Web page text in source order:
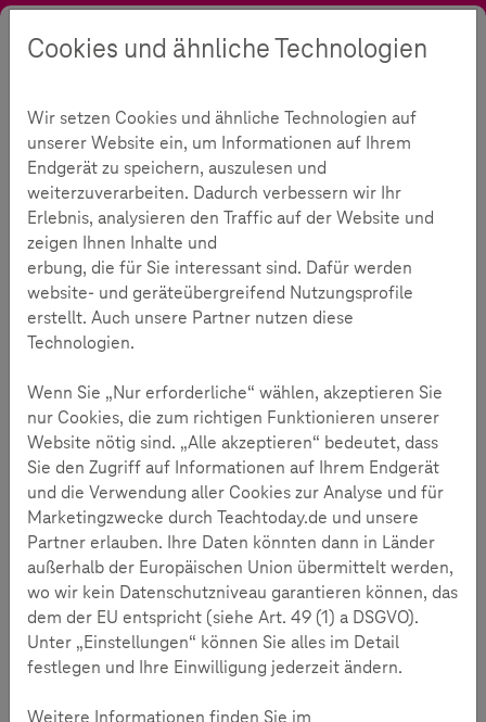
Suche Kontrast Sprache
Soziale Netzwerke 165
Kinder in sozialen Netzwerken
begleiten
Das Themendossier unterstützt Erwachsene dabei, die
Faszination, die soziale Netzwerke auf Kinder
ausüben, zu verstehen
Cookies und ähnliche Technologien
Wir setzen Cookies und ähnliche Technologien auf
unserer Website ein, um Informationen auf Ihrem
Endgerät zu speichern, auszulesen und
weiterzuverarbeiten. Dadurch verbessern wir Ihr
Erlebnis, analysieren den Traffic auf der Website und
zeigen Ihnen Inhalte und
erbung, die für Sie interessant sind. Dafür werden
website- und geräteübergreifend Nutzungsprofile
erstellt. Auch unsere Partner nutzen diese
Technologien.
Wenn Sie „Nur erforderliche“ wählen, akzeptieren Sie
nur Cookies, die zum richtigen Funktionieren unserer
Website nötig sind. „Alle akzeptieren“ bedeutet, dass
Sie den Zugriff auf Informationen auf Ihrem Endgerät
und die Verwendung aller Cookies zur Analyse und für
Marketingzwecke durch Teachtoday.de und unsere
Partner erlauben. Ihre Daten könnten dann in Länder
außerhalb der Europäischen Union übermittelt werden,
wo wir kein Datenschutzniveau garantieren können, das
dem der EU entspricht (siehe Art. 49 (1) a DSGVO).
Unter „Einstellungen“ können Sie alles im Detail
festlegen und Ihre Einwilligung jederzeit ändern.
Weitere Informationen finden Sie im